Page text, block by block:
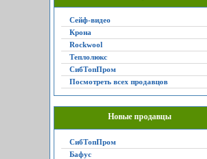
Сейф-видео
Крона
Rockwool
Теплолюкс
СибТопПром
Посмотреть всех продавцов
Новые продавцы
СибТопПром
Бафус